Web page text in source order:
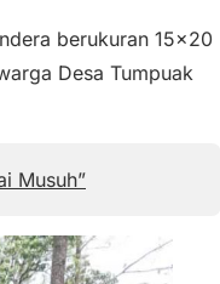
berukuran 15×20
Desa Tumpuak
Musuh”